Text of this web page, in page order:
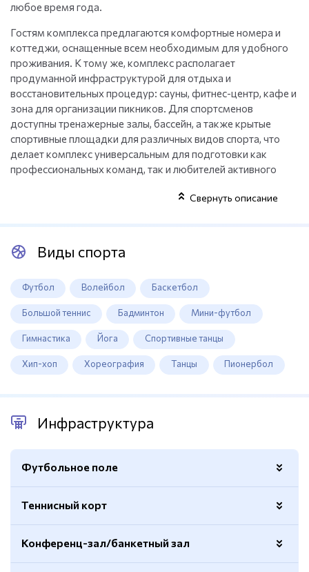
любое время года.
Гостям комплекса предлагаются комфортные номера и
коттеджи, оснащенные всем необходимым для удобного
проживания. К тому же, комплекс располагает
продуманной инфраструктурой для отдыха и
восстановительных процедур: сауны, фитнес-центр, кафе и
зона для организации пикников. Для спортсменов
доступны тренажерные залы, бассейн, а также крытые
спортивные площадки для различных видов спорта, что
делает комплекс универсальным для подготовки как
профессиональных команд, так и любителей активного
Свернуть описание
Виды спорта
Футбол Волейбол Баскетбол
Большой теннис Бадминтон Мини-футбол
Гимнастика Йога Спортивные танцы
Хип-хоп Хореография Танцы Пионербол
Инфраструктура
Футбольное поле
Покрытие
Натуральный газон
Теннисный корт
Покрытие
Хард
Конференц-зал/банкетный зал